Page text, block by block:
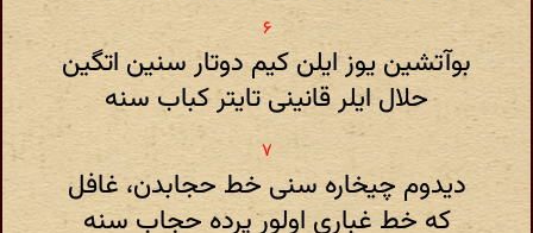
بوآتشین یوز ایلن کیم دوتار سنین اتگین
حلال ایلر قانینی تایتر کباب سنه
دیدوم چیخاره سنی خط حجابدن، غافل
که خط غباری اولور پرده حجاب سنه